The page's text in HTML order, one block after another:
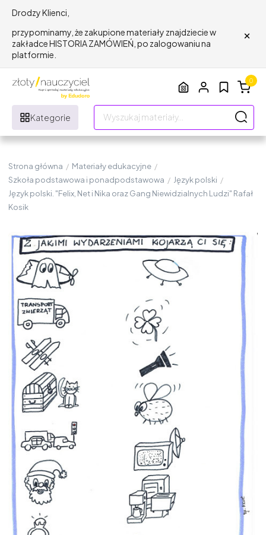
Drodzy Klienci,
przypominamy, że zakupione materiały znajdziecie w
zakładce HISTORIA ZAMÓWIEŃ, po zalogowaniu na
platformie.
×
Kategorie
0
Strona główna / Materiały edukacyjne /
Szkoła podstawowa i ponadpodstawowa / Język polski /
Język polski. "Felix, Net i Nika oraz Gang Niewidzialnych Ludzi" Rafał
Kosik